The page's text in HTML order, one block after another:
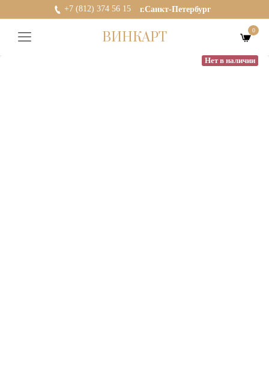
+7 (812) 374 56 15 г.Санкт-Петербург
ВИНКАРТ 0
Нет в наличии